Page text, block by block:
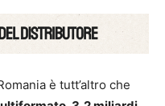
è tutt’altro che